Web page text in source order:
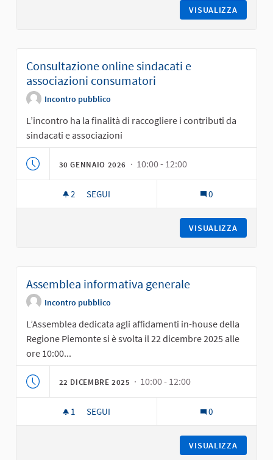
VISUALIZZA
Consultazione online sindacati e
associazioni consumatori
Incontro pubblico
L’incontro ha la finalità di raccogliere i contributi da
sindacati e associazioni
30 GENNAIO 2026 · 10:00 - 12:00
2 2 SOSTENITORI
SEGUI 0
VISUALIZZA
Assemblea informativa generale
Incontro pubblico
L’Assemblea dedicata agli affidamenti in-house della
Regione Piemonte si è svolta il 22 dicembre 2025 alle
ore 10:00...
22 DICEMBRE 2025 · 10:00 - 12:00
1 1 SOSTENITORI
SEGUI 0
VISUALIZZA